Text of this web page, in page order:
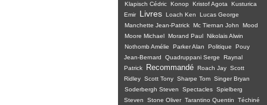
Klapisch Cédric
Konop Kristof Agota
Kusturica
Emir
Livres Loach Ken
Lucas George
Manchette Jean-Patrick
Mc Tiernan John
Mood
Moore Michael
Morand Paul
Nikolais Alwin
Nothomb Amélie
Parker Alan Politique
Pouy
Jean-Bernard
Quadruppani Serge
Raynal
Patrick
Recommandé Roach Jay Scott
Ridley Scott Tony Sharpe Tom Singer Bryan
Soderbergh Steven
Spectacles Spielberg
Steven
Stone Oliver Tarantino Quentin
Téchiné